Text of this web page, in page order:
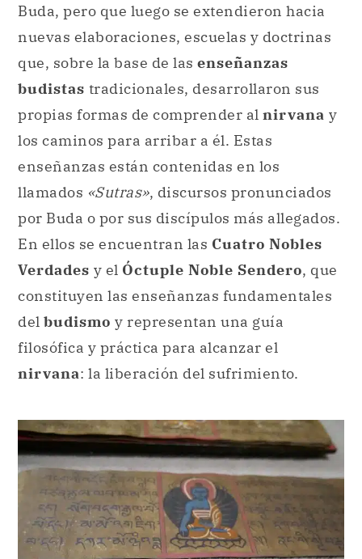
Buda, pero que luego se extendieron hacia
nuevas elaboraciones, escuelas y doctrinas
que, sobre la base de las enseñanzas
budistas tradicionales, desarrollaron sus
propias formas de comprender al nirvana y
los caminos para arribar a él. Estas
enseñanzas están contenidas en los
llamados «Sutras», discursos pronunciados
por Buda o por sus discípulos más allegados.
En ellos se encuentran las Cuatro Nobles
Verdades y el Óctuple Noble Sendero, que
constituyen las enseñanzas fundamentales
del budismo y representan una guía
filosófica y práctica para alcanzar el
nirvana: la liberación del sufrimiento.